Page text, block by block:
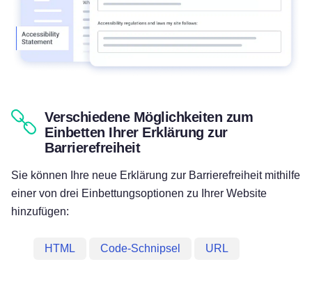
Verschiedene Möglichkeiten zum
Einbetten Ihrer Erklärung zur
Barrierefreiheit
Sie können Ihre neue Erklärung zur Barrierefreiheit mithilfe
einer von drei Einbettungsoptionen zu Ihrer Website
hinzufügen:
HTML Code-Schnipsel URL